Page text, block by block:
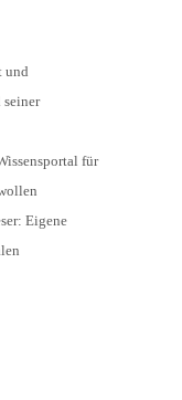
und
seiner
für
Eigene